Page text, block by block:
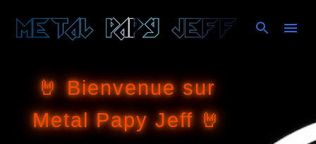
Accéder au contenu principal
🤘 Bienvenue sur
Metal Papy Jeff 🤘